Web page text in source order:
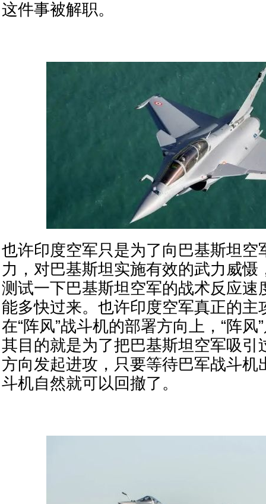
这件事被解职。
也许印度空军只是为了向巴基斯坦空
力，对巴基斯坦实施有效的武力威慑
测试一下巴基斯坦空军的战术反应速
能多快过来。也许印度空军真正的主
在“阵风”战斗机的部署方向上，“阵风
其目的就是为了把巴基斯坦空军吸引
方向发起进攻，只要等待巴军战斗机
斗机自然就可以回撤了。